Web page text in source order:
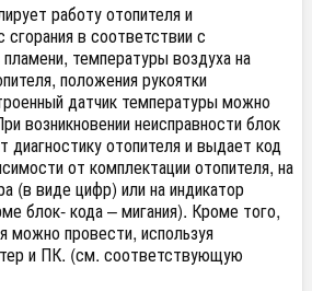
работу отопителя и
в соответствии с
температуры воздуха на
положения рукоятки
датчик температуры можно
возникновении неисправности блок
диагностику отопителя и выдает код
от комплектации отопителя, на
(в виде цифр) или на индикатор
блок- кода – мигания). Кроме того,
можно провести, используя
и ПК. (см. соответствующую